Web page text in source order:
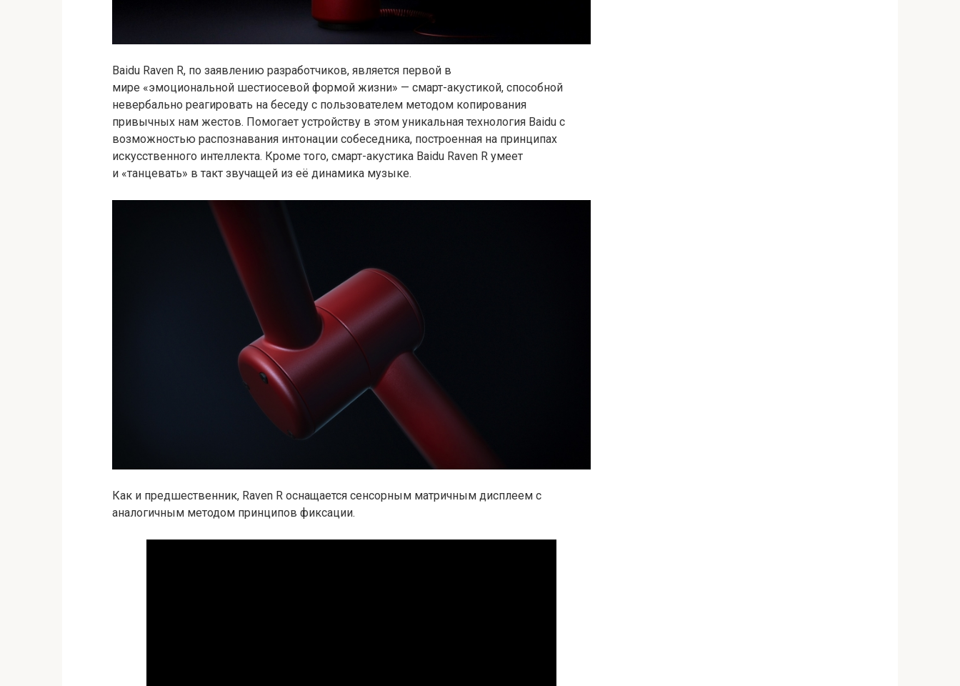
Baidu Raven R, по заявлению разработчиков, является первой в
мире «эмоциональной шестиосевой формой жизни» — смарт-акустикой, способной
невербально реагировать на беседу с пользователем методом копирования
привычных нам жестов. Помогает устройству в этом уникальная технология Baidu с
возможностью распознавания интонации собеседника, построенная на принципах
искусственного интеллекта. Кроме того, смарт-акустика Baidu Raven R умеет
и «танцевать» в такт звучащей из её динамика музыке.
Как и предшественник, Raven R оснащается сенсорным матричным дисплеем с
аналогичным методом принципов фиксации.